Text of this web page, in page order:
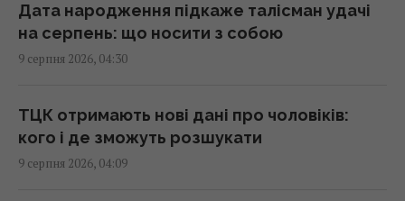
05:35 неділя, 09 серпня 2026
В Амазонії знайшли сліди раніше невідомої
людей
05:31 неділя, 09 серпня 2026
Дата народження підкаже талісман удачі
на серпень: що носити з собою
9 серпня 2026, 04:30
ТЦК отримають нові дані про чоловіків:
кого і де зможуть розшукати
9 серпня 2026, 04:09